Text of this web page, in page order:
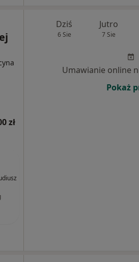
zł
Dziś
6 Sie
Jutro
7 Sie
Umawianie online
Pokaż